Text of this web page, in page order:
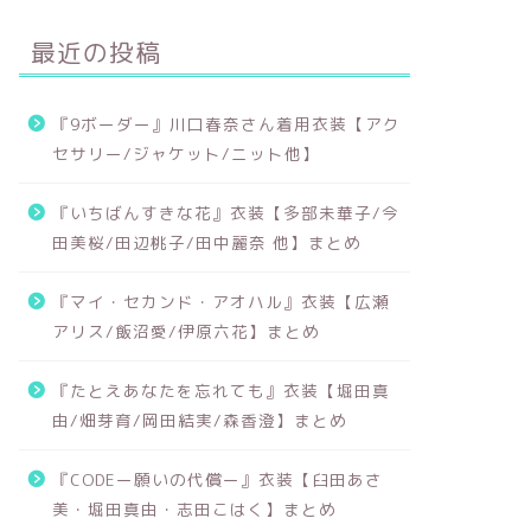
最近の投稿
『9ボーダー』川口春奈さん着用衣装【アク
セサリー/ジャケット/ニット他】
『いちばんすきな花』衣装【多部未華子/今
田美桜/田辺桃子/田中麗奈 他】まとめ
『マイ・セカンド・アオハル』衣装【広瀬
アリス/飯沼愛/伊原六花】まとめ
『たとえあなたを忘れても』衣装【堀田真
由/畑芽育/岡田結実/森香澄】まとめ
『CODEー願いの代償ー』衣装【臼田あさ
美・堀田真由・志田こはく】まとめ